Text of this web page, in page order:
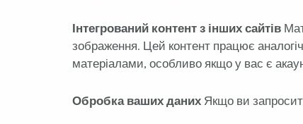
Інтегрований контент з інших сайтів
зображення. Цей контент працює
матеріалами, особливо якщо у вас є
Обробка ваших даних Якщо ви